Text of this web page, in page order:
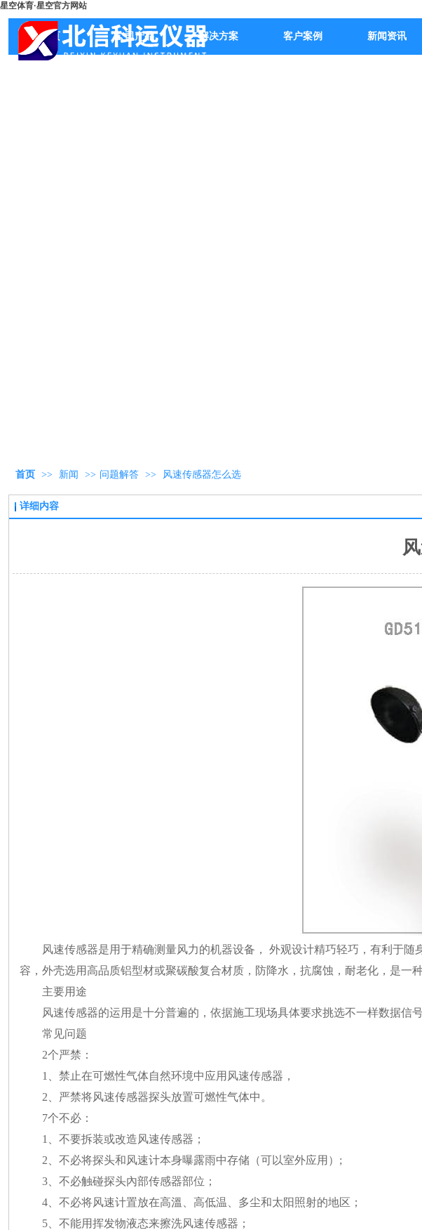
星空体育·星空官方网站
首页 公司产品 解决方案 客户案例 新闻资讯
首页 >> 新闻 >> 问题解答 >> 风速传感器怎么选
详细内容
风速传感器是用于精确测量风力的机器设备， 外观设计精巧轻巧，有利于
容，外壳选用高品质铝型材或聚碳酸复合材质，防降水，抗腐蚀，耐老化，是一
主要用途
风速传感器的运用是十分普遍的，依据施工现场具体要求挑选不一样数据信
常见问题
2个严禁：
1、禁止在可燃性气体自然环境中应用风速传感器，
2、严禁将风速传感器探头放置可燃性气体中。
7个不必：
1、不要拆装或改造风速传感器；
2、不必将探头和风速计本身曝露雨中存储（可以室外应用）;
3、不必触碰探头內部传感器部位；
4、不必将风速计置放在高溫、高低温、多尘和太阳照射的地区；
5、不能用挥发物液态来擦洗风速传感器；